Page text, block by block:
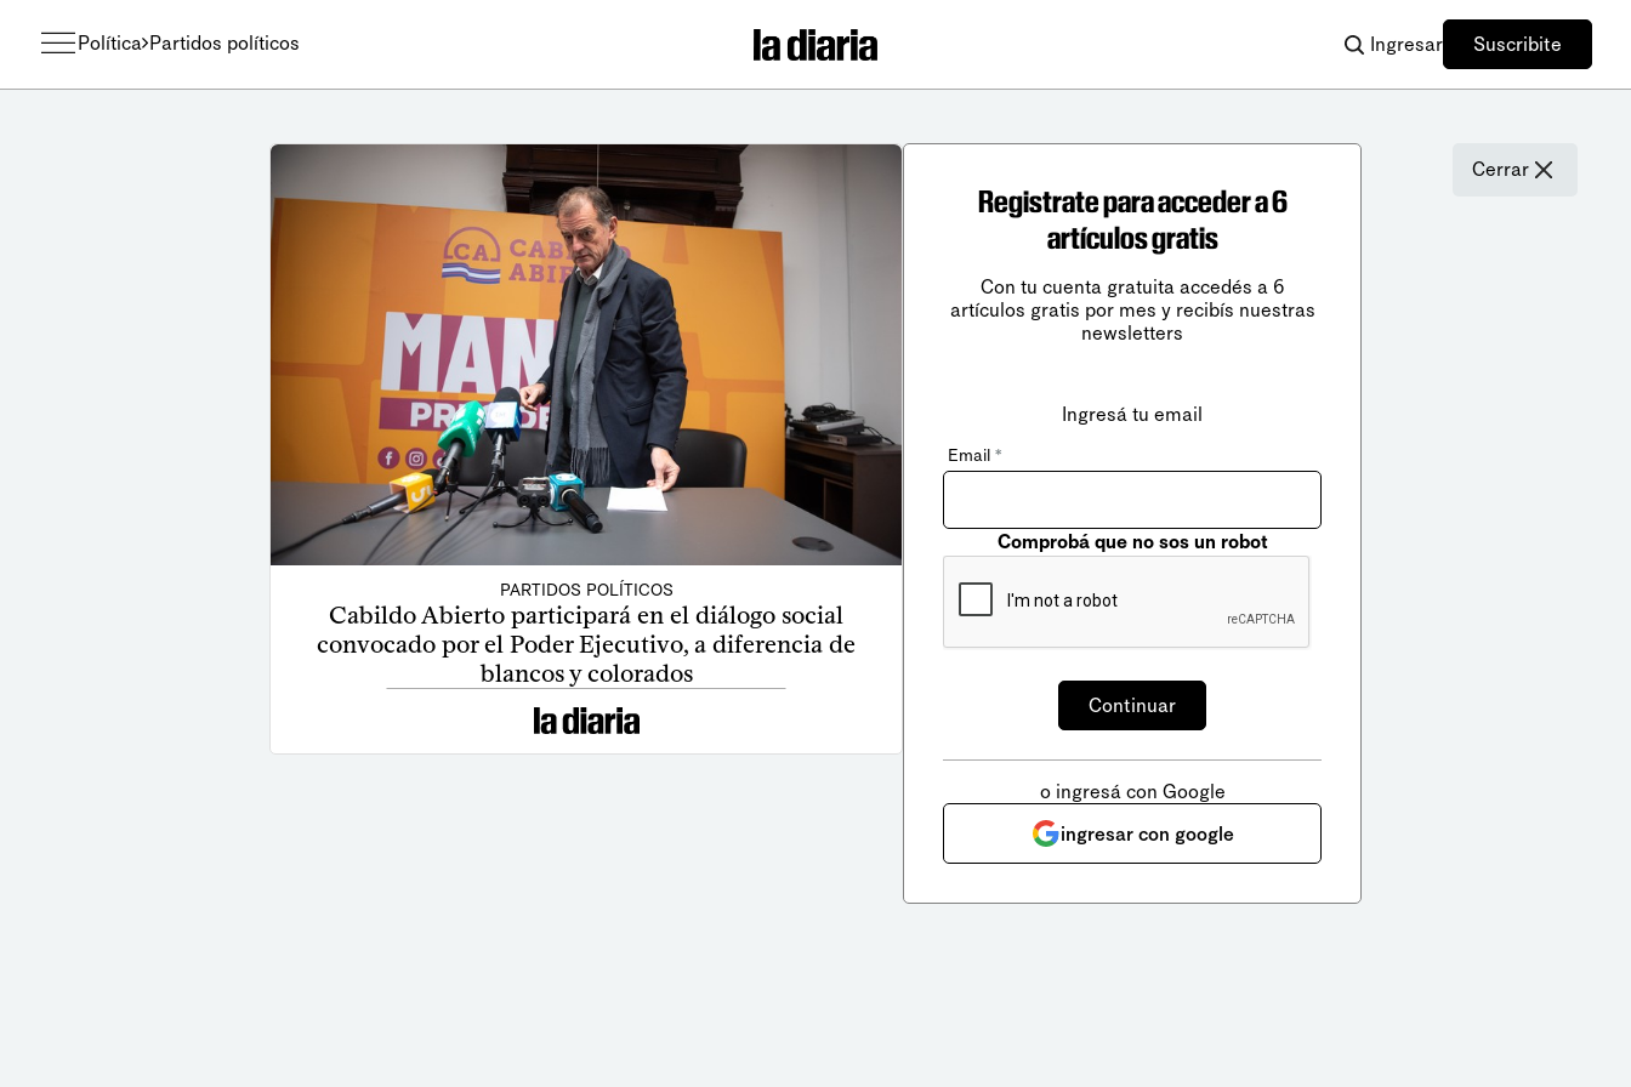
Política Partidos políticos Ingresar Suscribite
PARTIDOS POLÍTICOS
Cabildo Abierto participará en el diálogo social
convocado por el Poder Ejecutivo, a diferencia de
blancos y colorados
Cerrar
Registrate para acceder a 6
artículos gratis
Con tu cuenta gratuita accedés a 6
artículos gratis por mes y recibís nuestras
newsletters
Ingresá tu email
Email *
Comprobá que no sos un robot
o ingresá con Google
ingresar con google